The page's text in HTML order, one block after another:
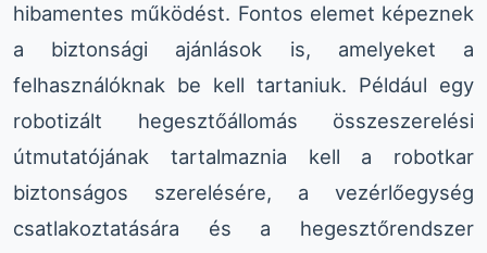
hibamentes működést. Fontos elemet képeznek
a biztonsági ajánlások is, amelyeket a
felhasználóknak be kell tartaniuk. Például egy
robotizált hegesztőállomás összeszerelési
útmutatójának tartalmaznia kell a robotkar
biztonságos szerelésére, a vezérlőegység
csatlakoztatására és a hegesztőrendszer